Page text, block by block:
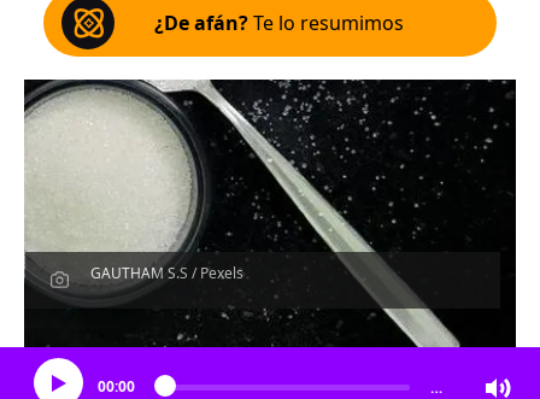
¿De afán?Te lo resumimos
GAUTHAM S.S / Pexels
Escucha el artículo
00:00 …